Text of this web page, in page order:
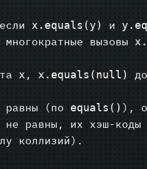
x.equals(y) и
вызовы
x , x.equals(null)
равны (по equals() ),
не равны, их хэш-коды
коллизий).